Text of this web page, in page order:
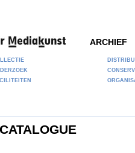
ARCHIEF
CATALOGUE